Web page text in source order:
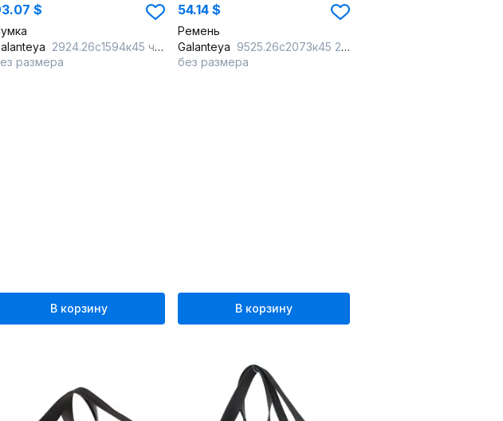
$
2924.26с1594к45 черный/серый
размера
В корзину
54.14 $
Ремень
Galanteya 9525.26с2073к45 2р черный/шоколд
без размера
В корзину